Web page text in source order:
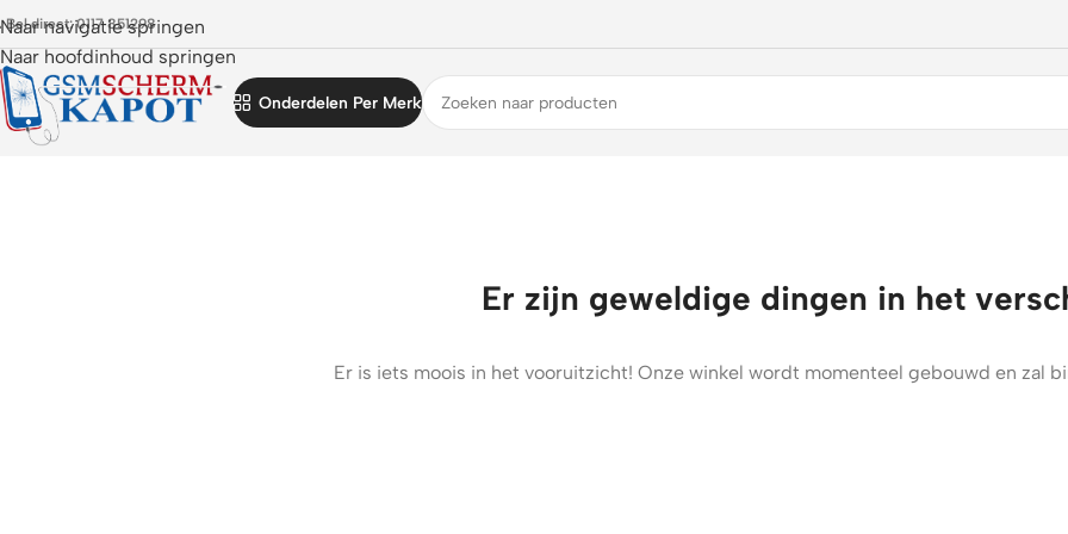
Naar navigatie springen
Naar hoofdinhoud springen
Bel direct: 0117 851298
Onderdelen Per Merk
Er zijn geweldige dingen in het
Er is iets moois in het vooruitzicht! Onze winkel wordt momenteel gebouwd en zal